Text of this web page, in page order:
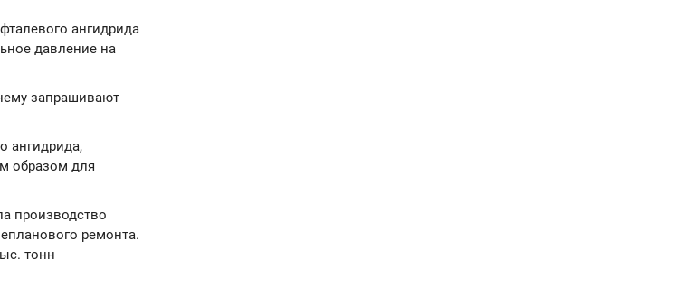
ангидрида
давление на
запрашивают
ангидрида,
образом для
производство
ремонта.
тонн